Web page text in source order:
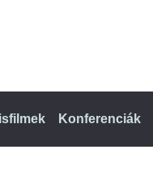
Konferenciák